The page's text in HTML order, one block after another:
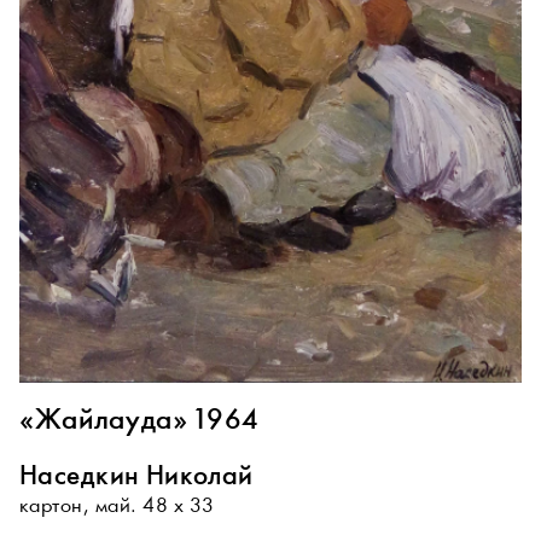
«Жайлауда» 1964
Наседкин Николай
картон, май. 48 х 33